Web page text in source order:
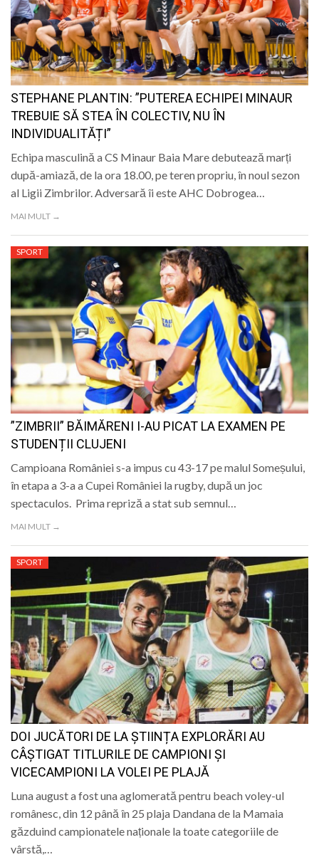
STEPHANE PLANTIN: ”PUTEREA ECHIPEI MINAUR
TREBUIE SĂ STEA ÎN COLECTIV, NU ÎN
INDIVIDUALITĂȚI”
Echipa masculină a CS Minaur Baia Mare debutează marți
după-amiază, de la ora 18.00, pe teren propriu, în noul sezon
al Ligii Zimbrilor. Adversară îi este AHC Dobrogea…
MAI MULT →
SPORT
”ZIMBRII” BĂIMĂRENI I-AU PICAT LA EXAMEN PE
STUDENȚII CLUJENI
Campioana României s-a impus cu 43-17 pe malul Someșului,
în etapa a 3-a a Cupei României la rugby, după un joc
spectaculos. Prima repriză a stat sub semnul…
MAI MULT →
SPORT
DOI JUCĂTORI DE LA ȘTIINȚA EXPLORĂRI AU
CÂȘTIGAT TITLURILE DE CAMPIONI ȘI
VICECAMPIONI LA VOLEI PE PLAJĂ
Luna august a fost una aglomerată pentru beach voley-ul
românesc, din 12 până în 25 plaja Dandana de la Mamaia
găzduind campionatele naționale la toate categoriile de
vârstă,…